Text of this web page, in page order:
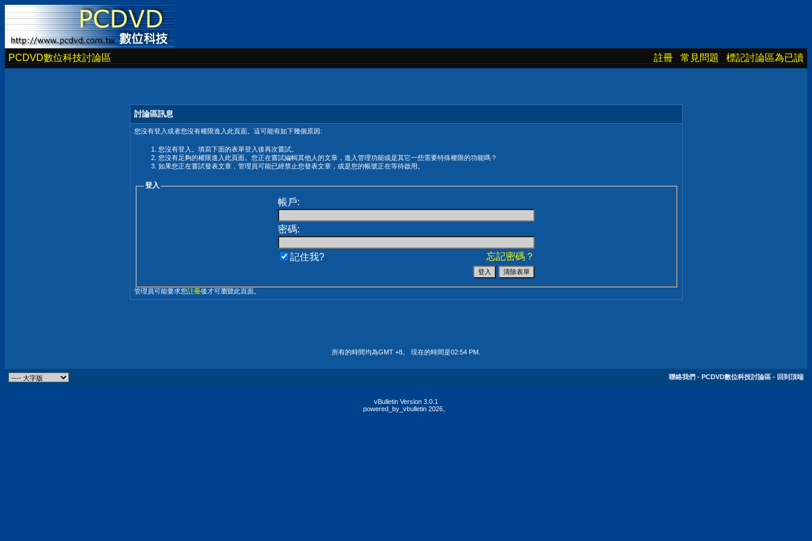
PCDVD數位科技討論區 註冊 常見問題 標記討論區為已讀
討論區訊息
您沒有登入或者您沒有權限進入此頁面。這可能有如下幾個原因:
您沒有登入。填寫下面的表單登入後再次嘗試。
您沒有足夠的權限進入此頁面。您正在嘗試編輯其他人的文章，進入管理功能或是其它一些需要特殊權限的功能嗎？
如果您正在嘗試發表文章，管理員可能已經禁止您發表文章，或是您的帳號正在等待啟用。
登入
帳戶:
密碼:
忘記密碼？
記住我?
管理員可能要求您註冊後才可瀏覽此頁面。
所有的時間均為GMT +8。 現在的時間是02:54 PM
聯絡我們 - PCDVD數位科技討論區 - 回到頂端
vBulletin Version 3.0.1
powered_by_vbulletin 2026。